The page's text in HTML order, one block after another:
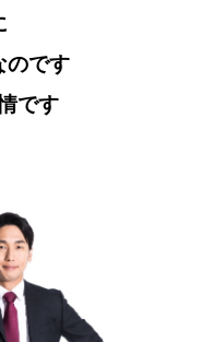
のです
です